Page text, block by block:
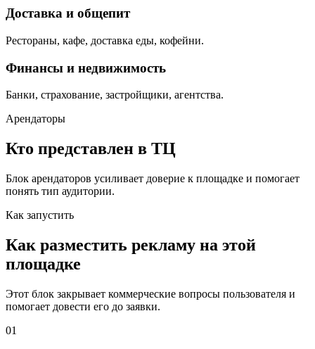
Доставка и общепит
Рестораны, кафе, доставка еды, кофейни.
Финансы и недвижимость
Банки, страхование, застройщики, агентства.
Арендаторы
Кто представлен в ТЦ
Блок арендаторов усиливает доверие к площадке и помогает
понять тип аудитории.
Как запустить
Как разместить рекламу на этой
площадке
Этот блок закрывает коммерческие вопросы пользователя и
помогает довести его до заявки.
01